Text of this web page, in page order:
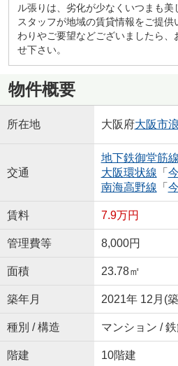
ル張りは、劣化が少なくいつまも
スタッフが地域の賃貸情報をご提
わりやご要望などございましたら
せ下さい。
物件概要
所在地 大阪府大阪市
交通
地下鉄御堂筋線
大阪環状線 「
南海高野線 「
賃料 7.9万円
管理費等 8,000円
面積 23.78㎡
築年月 2021年 12月(
種別 / 構造 マンション /
階建 10階建